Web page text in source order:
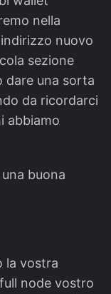
nella
indirizzo nuovo
sezione
dare una sorta
da ricordarci
abbiamo
buona
la vostra
node vostro